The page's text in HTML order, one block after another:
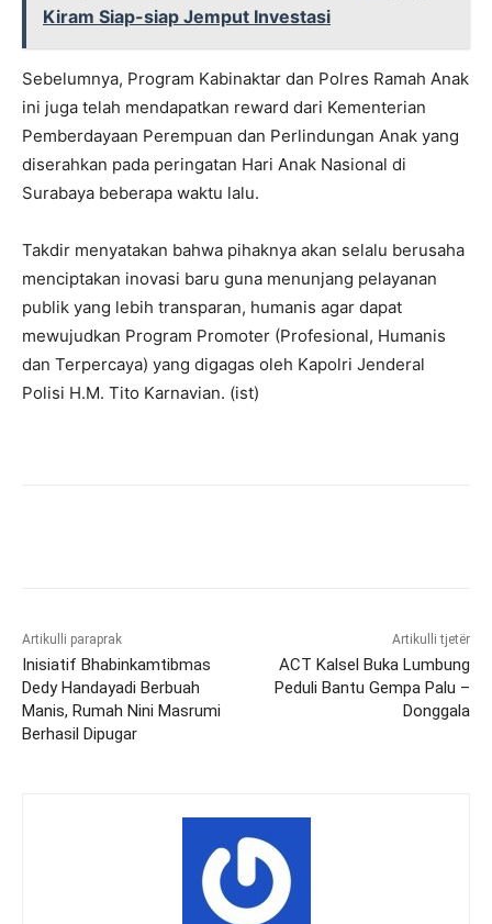
Kiram Siap-siap Jemput Investasi
Sebelumnya, Program Kabinaktar dan Polres Ramah Anak
ini juga telah mendapatkan reward dari Kementerian
Pemberdayaan Perempuan dan Perlindungan Anak yang
diserahkan pada peringatan Hari Anak Nasional di
Surabaya beberapa waktu lalu.
Takdir menyatakan bahwa pihaknya akan selalu berusaha
menciptakan inovasi baru guna menunjang pelayanan
publik yang lebih transparan, humanis agar dapat
mewujudkan Program Promoter (Profesional, Humanis
dan Terpercaya) yang digagas oleh Kapolri Jenderal
Polisi H.M. Tito Karnavian. (ist)
Artikulli paraprak
Inisiatif Bhabinkamtibmas
Dedy Handayadi Berbuah
Manis, Rumah Nini Masrumi
Berhasil Dipugar
Artikulli tjetër
ACT Kalsel Buka Lumbung
Peduli Bantu Gempa Palu –
Donggala